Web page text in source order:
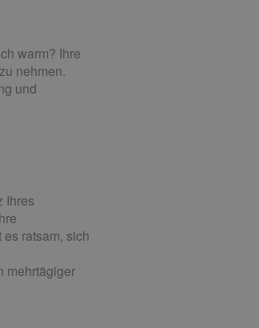
warm? Ihre
nehmen.
und
Ihres
ratsam, sich
mehrtägiger